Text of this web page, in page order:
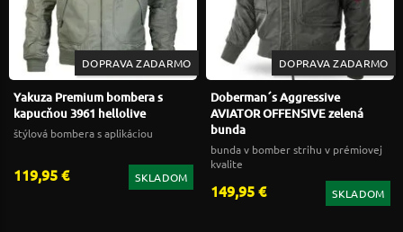
DOPRAVA ZADARMO
Yakuza Premium bombera s
kapucňou 3961 hellolive
štýlová bombera s aplikáciou
119,95 € SKLADOM
DOPRAVA ZADARMO
Doberman´s Aggressive
AVIATOR OFFENSIVE zelená
bunda
bunda v bomber strihu v prémiovej
kvalite
149,95 € SKLADOM